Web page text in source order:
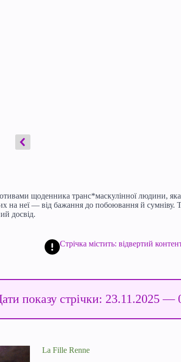
щоденника транс*маскулінної людини, яка
на неї — від бажання до побоювання й сумніву.
досвід.
Стрічка містить: відвертий
показу стрічки: 23.11.2025 —
La Fille Renne